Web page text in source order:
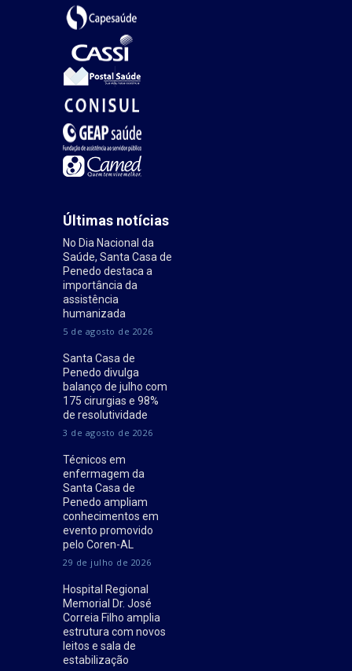
Últimas notícias
No Dia Nacional da
Saúde, Santa Casa de
Penedo destaca a
importância da
assistência
humanizada
5 de agosto de 2026
Santa Casa de
Penedo divulga
balanço de julho com
175 cirurgias e 98%
de resolutividade
3 de agosto de 2026
Técnicos em
enfermagem da
Santa Casa de
Penedo ampliam
conhecimentos em
evento promovido
pelo Coren-AL
29 de julho de 2026
Hospital Regional
Memorial Dr. José
Correia Filho amplia
estrutura com novos
leitos e sala de
estabilização